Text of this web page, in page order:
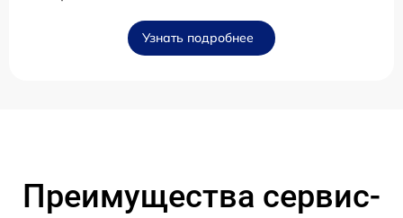
Узнать подробнее
Преимущества сервис-